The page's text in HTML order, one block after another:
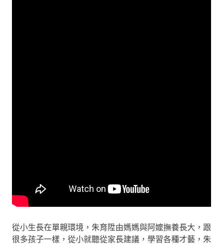
從小生長在單親環境，朱育陞由媽媽與阿嬤撫養長大，跟
很多孩子一樣，從小就聽從家長建議，學習各種才藝，朱